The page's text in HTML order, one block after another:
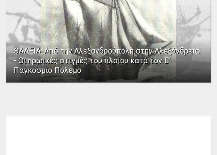
ΘΑΛΕΙΑ: Από την Αλεξανδρούπολη στην Αλεξάνδρεια
- Οι ηρωικές στιγμές του πλοίου κατά τον Β΄
Παγκόσμιο Πόλεμο